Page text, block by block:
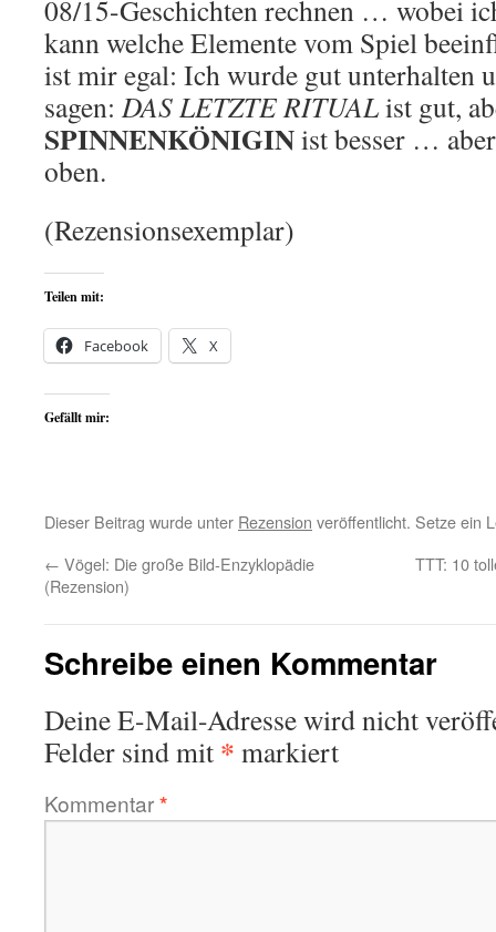
08/15-Geschichten rechnen … wobei
kann welche Elemente vom Spiel
ist mir egal: Ich wurde gut unterhalten
sagen: DAS LETZTE RITUAList gut,
SPINNENKÖNIGINist besser …
oben.
(Rezensionsexemplar)
Teilen mit:
Facebook X
Gefällt mir:
Dieser Beitrag wurde unter Rezension veröffentlicht. Setze ein
← Vögel: Die große Bild-Enzyklopädie
(Rezension)
TTT: 10
Schreibe einen Kommentar
Deine E-Mail-Adresse wird nicht
Felder sind mit * markiert
Kommentar*